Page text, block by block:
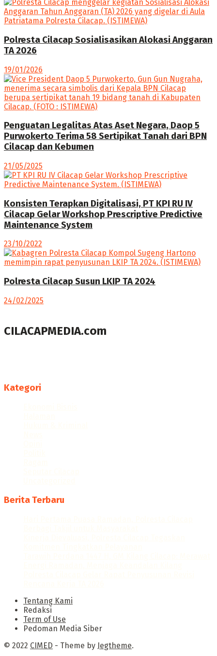
Polresta Cilacap Sosialisasikan Alokasi Anggaran
TA 2026
19/01/2026
Penguatan Legalitas Atas Aset Negara, Daop 5
Purwokerto Terima 58 Sertipikat Tanah dari BPN
Cilacap dan Kebumen
21/05/2025
Konsisten Terapkan Digitalisasi, PT KPI RU IV
Cilacap Gelar Workshop Prescriptive Predictive
Maintenance System
23/10/2022
Polresta Cilacap Susun LKIP TA 2024
24/02/2025
CILACAPMEDIA.com
Kategori
Berita Terbaru
Tentang Kami
Redaksi
Term of Use
Pedoman Media Siber
© 2022 CIMED - Theme by Jegtheme.